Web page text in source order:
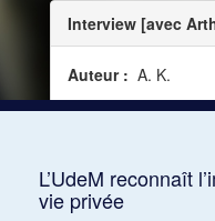
Interview [avec
Auteur : A. K.
Date :1922-07
L’UdeM reconnaît
vie privée